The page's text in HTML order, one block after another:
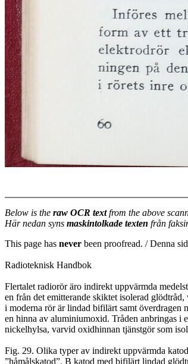
Below is the raw OCR textfrom the above
Här nedan syns maskintolkade texten från
This page has never been proofread. / Denna
Radioteknisk Handbok
Flertalet radiorör äro indirekt uppvärmda medelst
en från det emitterande skiktet isolerad glödtråd,
i moderna rör är lindad bifilärt samt överdragen
en hinna av aluminiumoxid. Tråden anbringas i
nickelhylsa, varvid oxidhinnan tjänstgör som
Fig. 29. Olika typer av indirekt uppvärmda
”håmålskatod”, B katod med bifilärt lindad